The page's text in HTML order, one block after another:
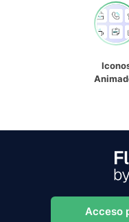
Acceso